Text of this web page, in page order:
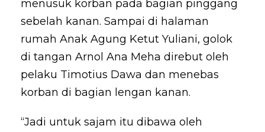
menusuk korban pada bagian pinggang
sebelah kanan. Sampai di halaman
rumah Anak Agung Ketut Yuliani, golok
di tangan Arnol Ana Meha direbut oleh
pelaku Timotius Dawa dan menebas
korban di bagian lengan kanan.
“Jadi untuk sajam itu dibawa oleh